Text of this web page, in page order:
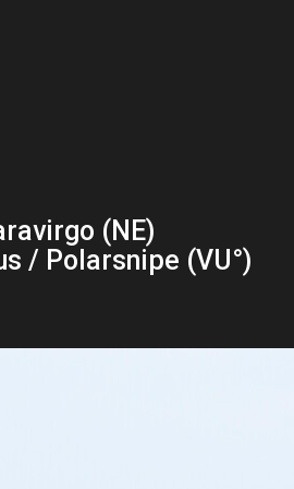
(NE)
/ Polarsnipe (VU°)